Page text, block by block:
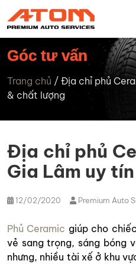
Góc tư vấn
Trang chủ / Địa chỉ phủ
& chất lượng
Địa chỉ phủ
Gia Lâm uy
12/02/2020 Premium Auto
Phủ Ceramic giúp cho
vẻ sang trọng, sáng bóng
nhưng, nhiều tài xế ở khu